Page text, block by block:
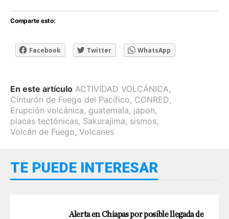
Comparte esto:
Facebook Twitter WhatsApp
En este artículo ACTIVIDAD VOLCÁNICA,
Cinturón de Fuego del Pacífico, CONRED,
Erupción volcánica, guatemala, japon,
placas tectónicas, Sakurajima, sismos,
Volcán de Fuego, Volcanes
TE PUEDE INTERESAR
Alerta en Chiapas por posible llegada de